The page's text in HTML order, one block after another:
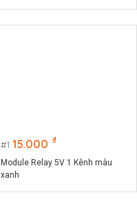
1 15.000 ₫
Module Relay 5V 1 Kênh màu
xanh